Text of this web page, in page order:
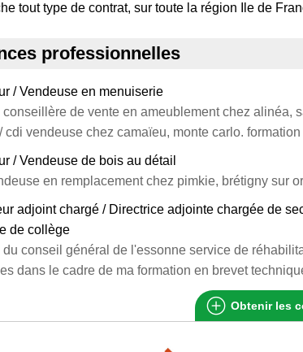
tout type de contrat, sur toute la région Ile de
professionnelles
/ Vendeuse en menuiserie
de vente en ameublement chez alinéa,
cdi vendeuse chez camaïeu, monte carlo.
/ Vendeuse de bois au détail
en remplacement chez pimkie, brétigny sur
adjoint chargé / Directrice adjointe chargée de
de collège
conseil général de l'essonne service de
dans le cadre de ma formation en brevet
Obtenir les